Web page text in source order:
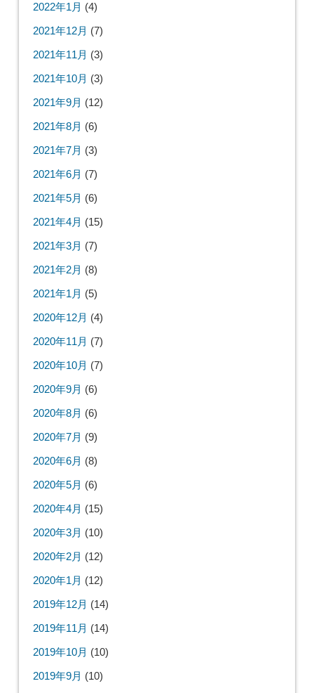
2022年1月 (4)
2021年12月 (7)
2021年11月 (3)
2021年10月 (3)
2021年9月 (12)
2021年8月 (6)
2021年7月 (3)
2021年6月 (7)
2021年5月 (6)
2021年4月 (15)
2021年3月 (7)
2021年2月 (8)
2021年1月 (5)
2020年12月 (4)
2020年11月 (7)
2020年10月 (7)
2020年9月 (6)
2020年8月 (6)
2020年7月 (9)
2020年6月 (8)
2020年5月 (6)
2020年4月 (15)
2020年3月 (10)
2020年2月 (12)
2020年1月 (12)
2019年12月 (14)
2019年11月 (14)
2019年10月 (10)
2019年9月 (10)